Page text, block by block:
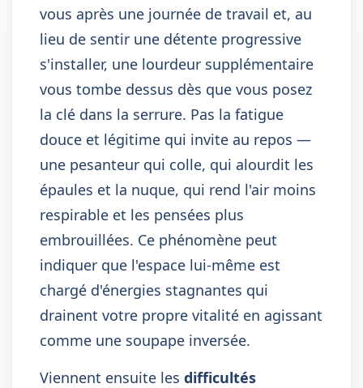
vous après une journée de travail et, au
lieu de sentir une détente progressive
s'installer, une lourdeur supplémentaire
vous tombe dessus dès que vous posez
la clé dans la serrure. Pas la fatigue
douce et légitime qui invite au repos —
une pesanteur qui colle, qui alourdit les
épaules et la nuque, qui rend l'air moins
respirable et les pensées plus
embrouillées. Ce phénomène peut
indiquer que l'espace lui-même est
chargé d'énergies stagnantes qui
drainent votre propre vitalité en agissant
comme une soupape inversée.
Viennent ensuite les difficultés